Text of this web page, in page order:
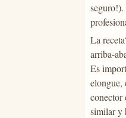
seguro!).
La
arriba-
Es
elongue,
conector
similar y